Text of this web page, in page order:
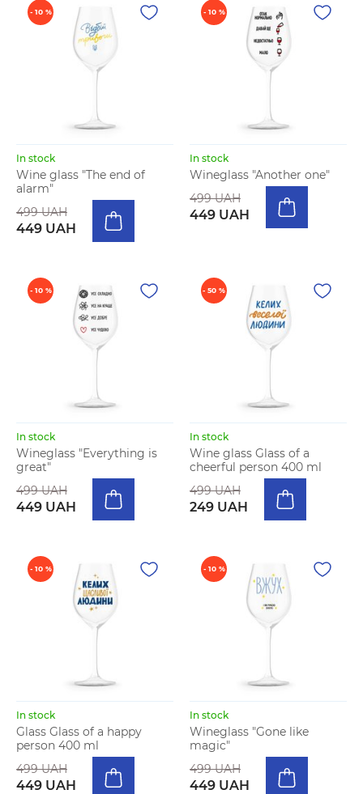
- 10 %
In stock
Wine glass "The end of
alarm"
499 UAH
449 UAH
- 10 %
In stock
Wineglass "Another one"
499 UAH
449 UAH
- 10 %
In stock
Wineglass "Everything is
great"
499 UAH
449 UAH
- 50 %
In stock
Wine glass Glass of a
cheerful person 400 ml
499 UAH
249 UAH
- 10 %
In stock
Glass Glass of a happy
person 400 ml
499 UAH
449 UAH
- 10 %
In stock
Wineglass "Gone like
magic"
499 UAH
449 UAH